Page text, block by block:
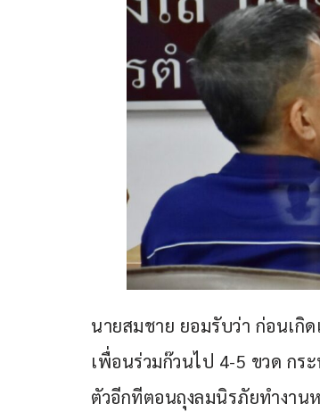
นายสมชาย ยอมรับว่า ก่อนเกิ
เพื่อนร่วมก๊วนไป 4-5 ขวด กร
ตัวอีกทีตอนถุงลมนิรภัยทำงาน